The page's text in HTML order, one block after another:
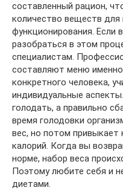
составленный рацион,
количество веществ для
функционирования. Если
разобраться в этом
специалистам.
составляют меню
конкретного человека,
индивидуальные
голодать, а правильно
время голодовки
вес, но потом привыкает
калорий. Когда вы
норме, набор веса
Поэтому любите себя и
диетами.